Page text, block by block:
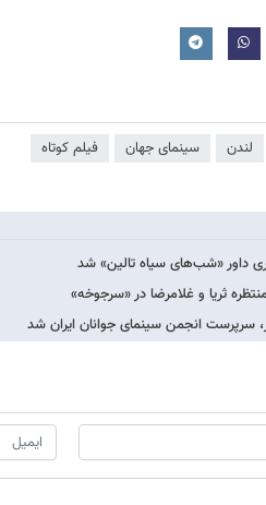
لندن سینمای جهان فیلم کوتاه
داور «شب‌های سیاه تالین» شد
ثریا و غلامرضا در «سرجوخه»
سرپرست انجمن سینمای جوانان ایران شد